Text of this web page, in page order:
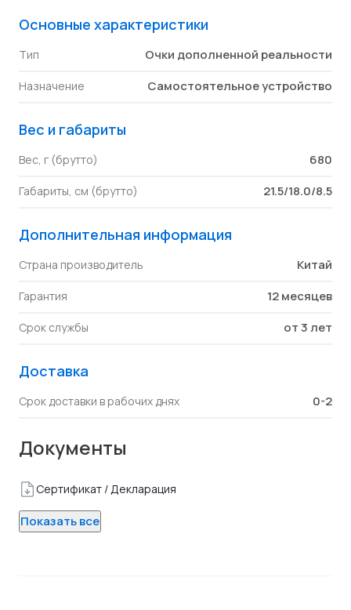
Основные характеристики
Тип Очки дополненной реальности
Назначение Самостоятельное устройство
Вес и габариты
Вес, г (брутто) 680
Габариты, см (брутто) 21.5/18.0/8.5
Дополнительная информация
Страна производитель Китай
Гарантия 12 месяцев
Срок службы от 3 лет
Доставка
Срок доставки в рабочих днях 0-2
Документы
Сертификат / Декларация
Показать все